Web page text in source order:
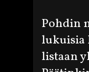
Pohdin
lukuisia
listaan